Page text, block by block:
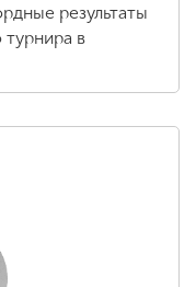
результаты
в